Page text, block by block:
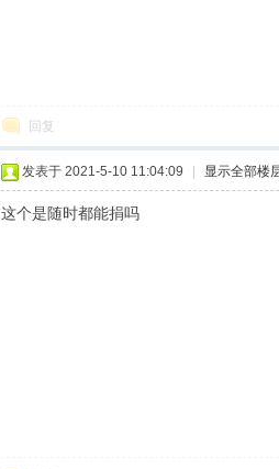
回复
发表于 2021-5-10 11:04:09 显示全部楼
这个是随时都能捐吗